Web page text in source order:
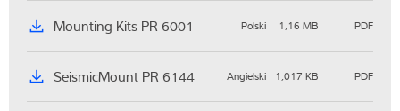
Mounting Kits PR 6001 Polski 1,16 MB PDF
SeismicMount PR 6144 Angielski 1,017 KB PDF